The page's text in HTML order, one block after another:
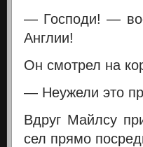
— Господи! —
Англии!
Он смотрел на
— Неужели это
Вдруг Майлсу
сел прямо